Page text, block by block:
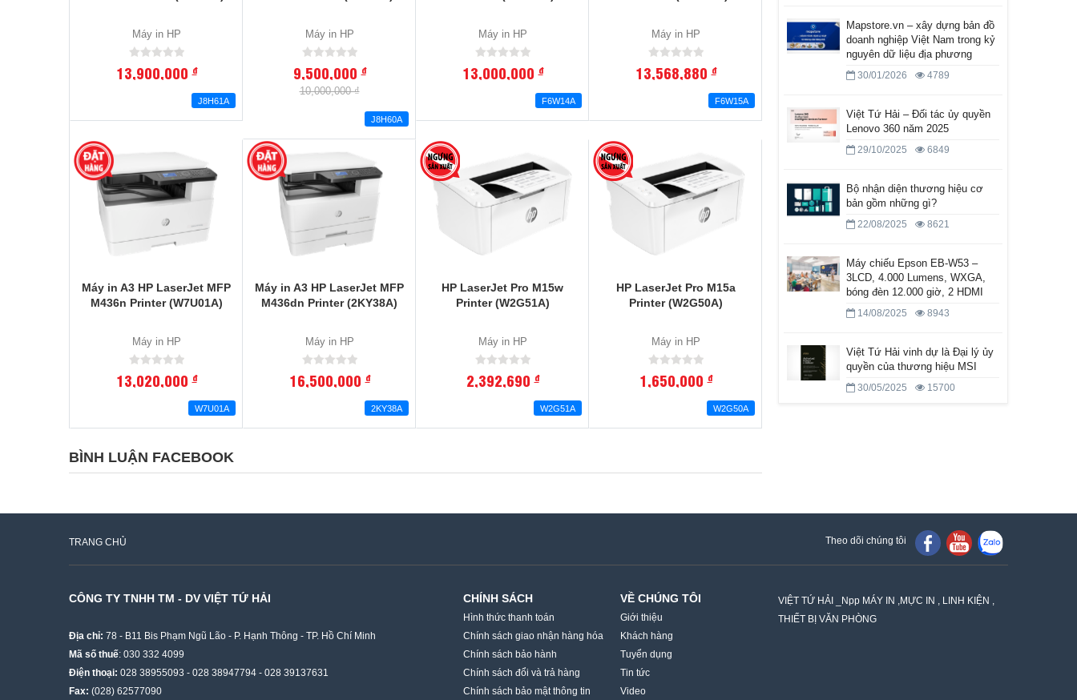
Máy in HP
13,900,000đ
J8H61A
Máy in HP
9,500,000đ
10,000,000 ₫
J8H60A
Máy in HP
13,000,000đ
F6W14A
Máy in HP
13,568,880đ
F6W15A
Máy in A3 HP LaserJet MFP
M436n Printer (W7U01A)
Máy in HP
13,020,000đ
W7U01A
Máy in A3 HP LaserJet MFP
M436dn Printer (2KY38A)
Máy in HP
16,500,000đ
2KY38A
HP LaserJet Pro M15w
Printer (W2G51A)
Máy in HP
2,392,690đ
W2G51A
HP LaserJet Pro M15a
Printer (W2G50A)
Máy in HP
1,650,000đ
W2G50A
BÌNH LUẬN FACEBOOK
Mapstore.vn – xây dựng bản đồ
doanh nghiệp Việt Nam trong kỷ
nguyên dữ liệu địa phương
30/01/2026 4789
Việt Tứ Hải – Đối tác ủy quyền
Lenovo 360 năm 2025
29/10/2025 6849
Bộ nhận diện thương hiệu cơ
bản gồm những gì?
22/08/2025 8621
Máy chiếu Epson EB-W53 –
3LCD, 4.000 Lumens, WXGA,
bóng đèn 12.000 giờ, 2 HDMI
14/08/2025 8943
Việt Tứ Hải vinh dự là Đại lý ủy
quyền của thương hiệu MSI
30/05/2025 15700
TRANG CHỦ Theo dõi chúng tôi
CÔNG TY TNHH TM - DV VIỆT TỨ HẢI
Địa chỉ: 78 - B11 Bis Phạm Ngũ Lão - P. Hạnh Thông - TP. Hồ Chí Minh
Mã số thuế: 030 332 4099
Điện thoại: 028 38955093 - 028 38947794 - 028 39137631
Fax: (028) 62577090
CHÍNH SÁCH
Hình thức thanh toán
Chính sách giao nhận hàng hóa
Chính sách bảo hành
Chính sách đổi và trả hàng
Chính sách bảo mật thông tin
VỀ CHÚNG TÔI
Giới thiệu
Khách hàng
Tuyển dụng
Tin tức
Video
VIỆT TỨ HẢI _Npp MÁY IN ,MỰC IN , LINH KIỆN ,
THIẾT BỊ VĂN PHÒNG